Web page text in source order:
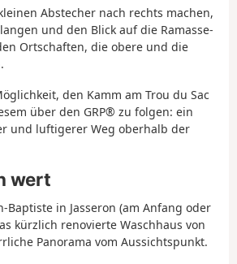
Abstecher nach rechts machen,
und den Blick auf die Ramasse-
Ortschaften, die obere und die
den Kamm am Trou du Sac
über den GRP® zu folgen: ein
und luftigerer Weg oberhalb der
wert
Baptiste in Jasseron (am Anfang oder
kürzlich renovierte Waschhaus von
Panorama vom Aussichtspunkt.